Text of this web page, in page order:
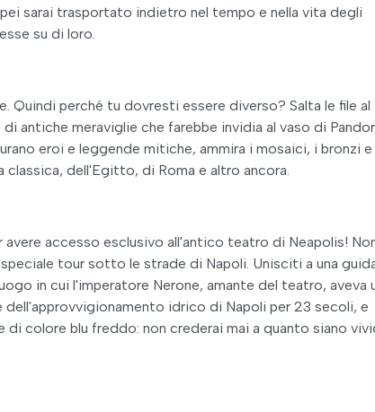
sarai trasportato indietro nel tempo e nella vita degli
su di loro.
perché tu dovresti essere diverso? Salta le file al
antiche meraviglie che farebbe invidia al vaso di
eroi e leggende mitiche, ammira i mosaici, i bronzi e
dell'Egitto, di Roma e altro ancora.
accesso esclusivo all'antico teatro di Neapolis!
tour sotto le strade di Napoli. Unisciti a una
in cui l'imperatore Nerone, amante del teatro, aveva
idrico di Napoli per 23 secoli, e
colore blu freddo: non crederai mai a quanto siano